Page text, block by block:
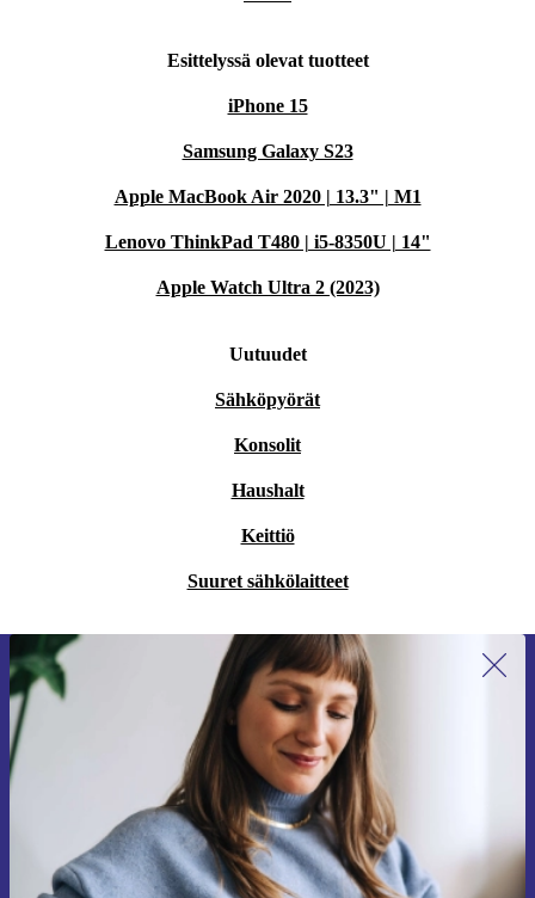
Esittelyssä olevat tuotteet
iPhone 15
Samsung Galaxy S23
Apple MacBook Air 2020 | 13.3" | M1
Lenovo ThinkPad T480 | i5-8350U | 14"
Apple Watch Ultra 2 (2023)
Uutuudet
Sähköpyörät
Konsolit
Haushalt
Keittiö
Suuret sähkölaitteet
Liity ensimmäistä kertaa uutiskirjeen
tilaajaksi ja säästä 15 €!
Älä missaa enää yhtäkään tarjousta.
Pyydä etukuponki